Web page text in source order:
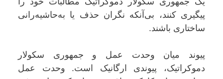
پیگیری کنند، بی‌آنکه نگران حذف یا به‌حاشیه‌رانی
ساختاری باشند.
پیوند میان وحدت عمل و جمهوری سکولار
دموکراتیک، پیوندی ارگانیک است. وحدت عمل